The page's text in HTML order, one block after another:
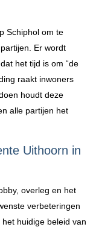
Schiphol om te
Er wordt
het tijd is om “de
raakt inwoners
houdt deze
alle partijen het
Uithoorn in
overleg en het
verbeteringen
huidige beleid van